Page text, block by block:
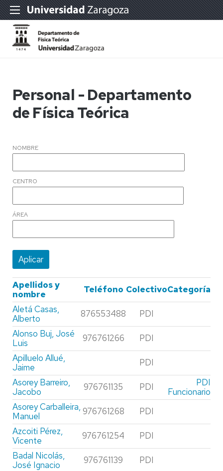
Personal - Departamento
de Física Teórica
NOMBRE
CENTRO
ÁREA
Apellidos y
nombre
Teléfono ColectivoCategoría
Aletá Casas,
Alberto
876553488
PDI
Alonso Buj, José
Luis
976761266
PDI
Apilluelo Allué,
Jaime
PDI
Asorey Barreiro,
Jacobo
976761135 PDI
PDI
Funcionario
Asorey Carballeira,
Manuel
976761268
PDI
Azcoiti Pérez,
Vicente
976761254
PDI
Badal Nicolás,
José Ignacio
976761139
PDI